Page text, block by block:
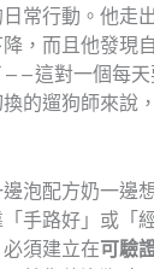
常行動。他走
，而且他發現
這對一個每天
的遛狗師來說
泡配方奶一邊
手路好」或「
須建立在可驗